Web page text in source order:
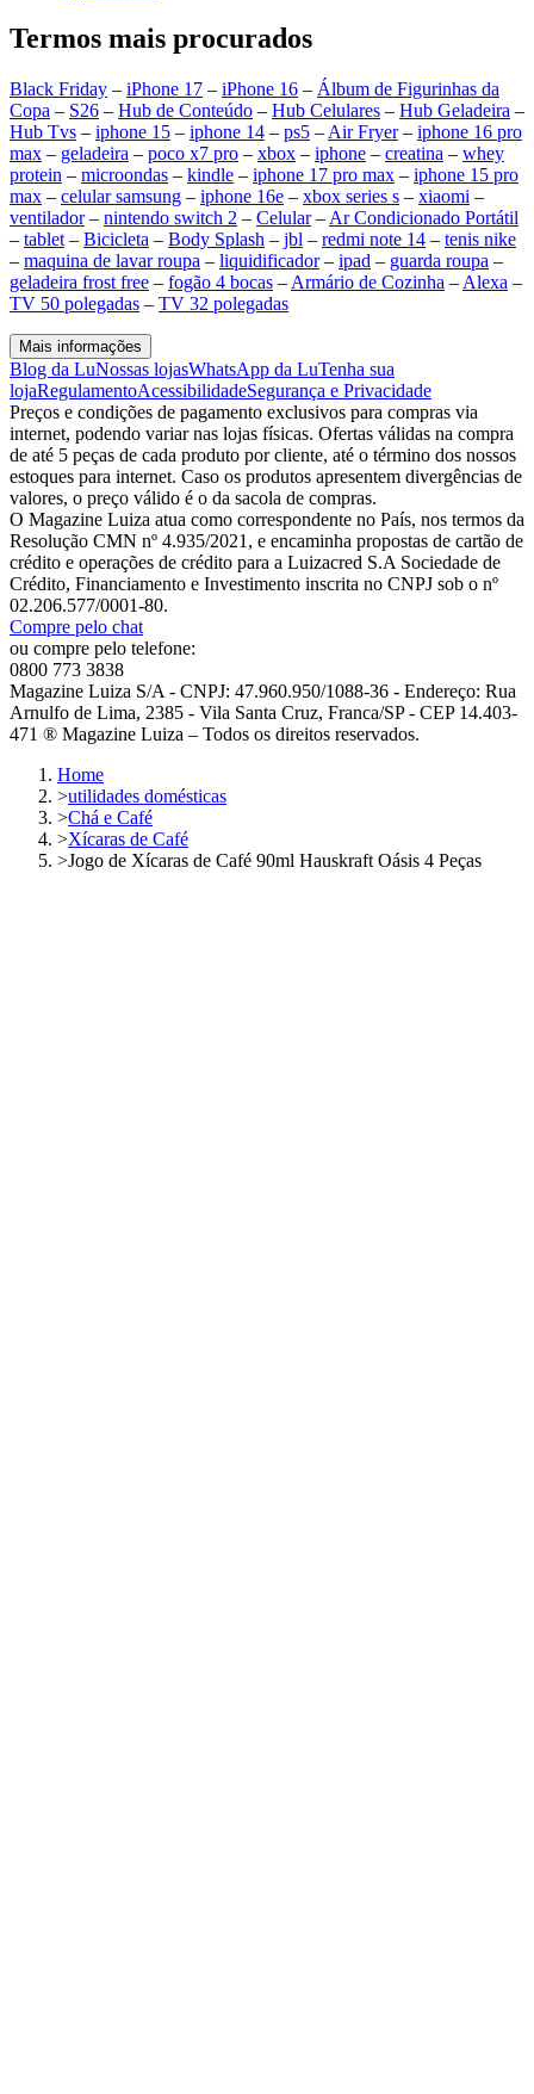
Termos mais procurados
Black Friday – iPhone 17 – iPhone 16 – Álbum de Figurinhas da
Copa – S26 – Hub de Conteúdo – Hub Celulares – Hub Geladeira –
Hub Tvs – iphone 15 – iphone 14 – ps5 – Air Fryer– iphone 16 pro
max – geladeira – poco x7 pro – xbox – iphone – creatina – whey
protein – microondas – kindle – iphone 17 pro max – iphone 15 pro
max – celular samsung – iphone 16e – xbox series s – xiaomi –
ventilador– nintendo switch 2 – Celular– Ar Condicionado Portátil
– tablet – Bicicleta – Body Splash – jbl – redmi note 14 – tenis nike
– maquina de lavar roupa – liquidificador– ipad – guarda roupa –
geladeira frost free – fogão 4 bocas – Armário de Cozinha – Alexa –
TV 50 polegadas – TV 32 polegadas
Mais informações
Blog da LuNossas lojasWhatsApp da LuTenha sua
lojaRegulamentoAcessibilidadeSegurança e Privacidade
Preços e condições de pagamento exclusivos para compras via
internet, podendo variar nas lojas físicas. Ofertas válidas na compra
de até 5 peças de cada produto por cliente, até o término dos nossos
estoques para internet. Caso os produtos apresentem divergências de
valores, o preço válido é o da sacola de compras.
O Magazine Luiza atua como correspondente no País, nos termos da
Resolução CMN nº 4.935/2021, e encaminha propostas de cartão de
crédito e operações de crédito para a Luizacred S.A Sociedade de
Crédito, Financiamento e Investimento inscrita no CNPJ sob o nº
02.206.577/0001-80.
Compre pelo chat
ou compre pelo telefone:
0800 773 3838
Magazine Luiza S/A - CNPJ: 47.960.950/1088-36 - Endereço: Rua
Arnulfo de Lima, 2385 - Vila Santa Cruz, Franca/SP - CEP 14.403-
471 ® Magazine Luiza – Todos os direitos reservados.
Home
>utilidades domésticas
>Chá e Café
>Xícaras de Café
>Jogo de Xícaras de Café 90ml Hauskraft Oásis 4 Peças